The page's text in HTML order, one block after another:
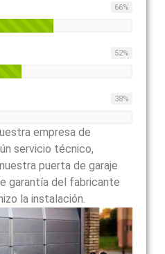
66%
52%
38%
empresa de
servicio técnico,
puerta de garaje
garantía del fabricante
la instalación.